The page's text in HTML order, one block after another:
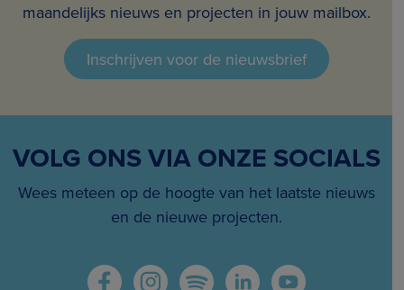
maandelijks nieuws en projecten in jouw mailbox.
Inschrijven voor de nieuwsbrief
VOLG ONS VIA ONZE SOCIALS
Wees meteen op de hoogte van het laatste nieuws
en de nieuwe projecten.